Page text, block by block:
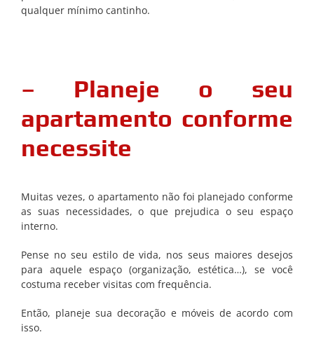
qualquer mínimo cantinho.
– Planeje o seu
apartamento conforme
necessite
Muitas vezes, o apartamento não foi planejado conforme
as suas necessidades, o que prejudica o seu espaço
interno.
Pense no seu estilo de vida, nos seus maiores desejos
para aquele espaço (organização, estética…), se você
costuma receber visitas com frequência.
Então, planeje sua decoração e móveis de acordo com
isso.